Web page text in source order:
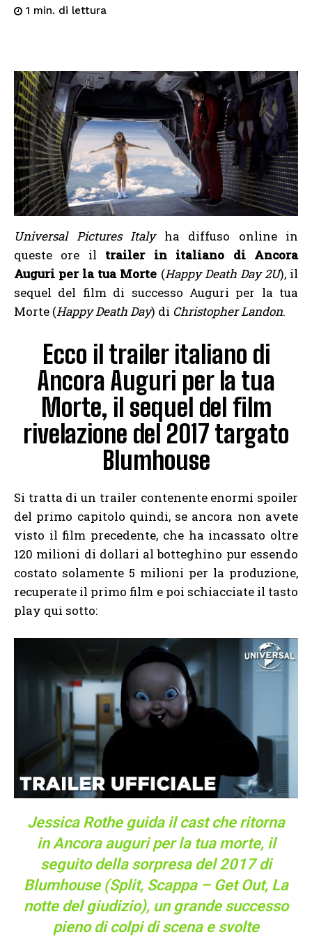
1 min. di lettura
Universal Pictures Italyha diffuso online in
queste ore il trailer in italiano di Ancora
Auguri per la tua Morte (Happy Death Day 2U), il
sequel del film di successo Auguri per la tua
Morte (Happy Death Day) di Christopher Landon.
Ecco il trailer italiano di
Ancora Auguri per la tua
Morte, il sequel del film
rivelazione del 2017 targato
Blumhouse
Si tratta di un trailer contenente enormi spoiler
del primo capitolo quindi, se ancora non avete
visto il film precedente, che ha incassato oltre
120 milioni di dollari al botteghino pur essendo
costato solamente 5 milioni per la produzione,
recuperate il primo film e poi schiacciate il tasto
play qui sotto:
Jessica Rothe guida il cast che ritorna
in Ancora auguri per la tua morte, il
seguito della sorpresa del 2017 di
Blumhouse (Split, Scappa – Get Out, La
notte del giudizio), un grande successo
pieno di colpi di scena e svolte